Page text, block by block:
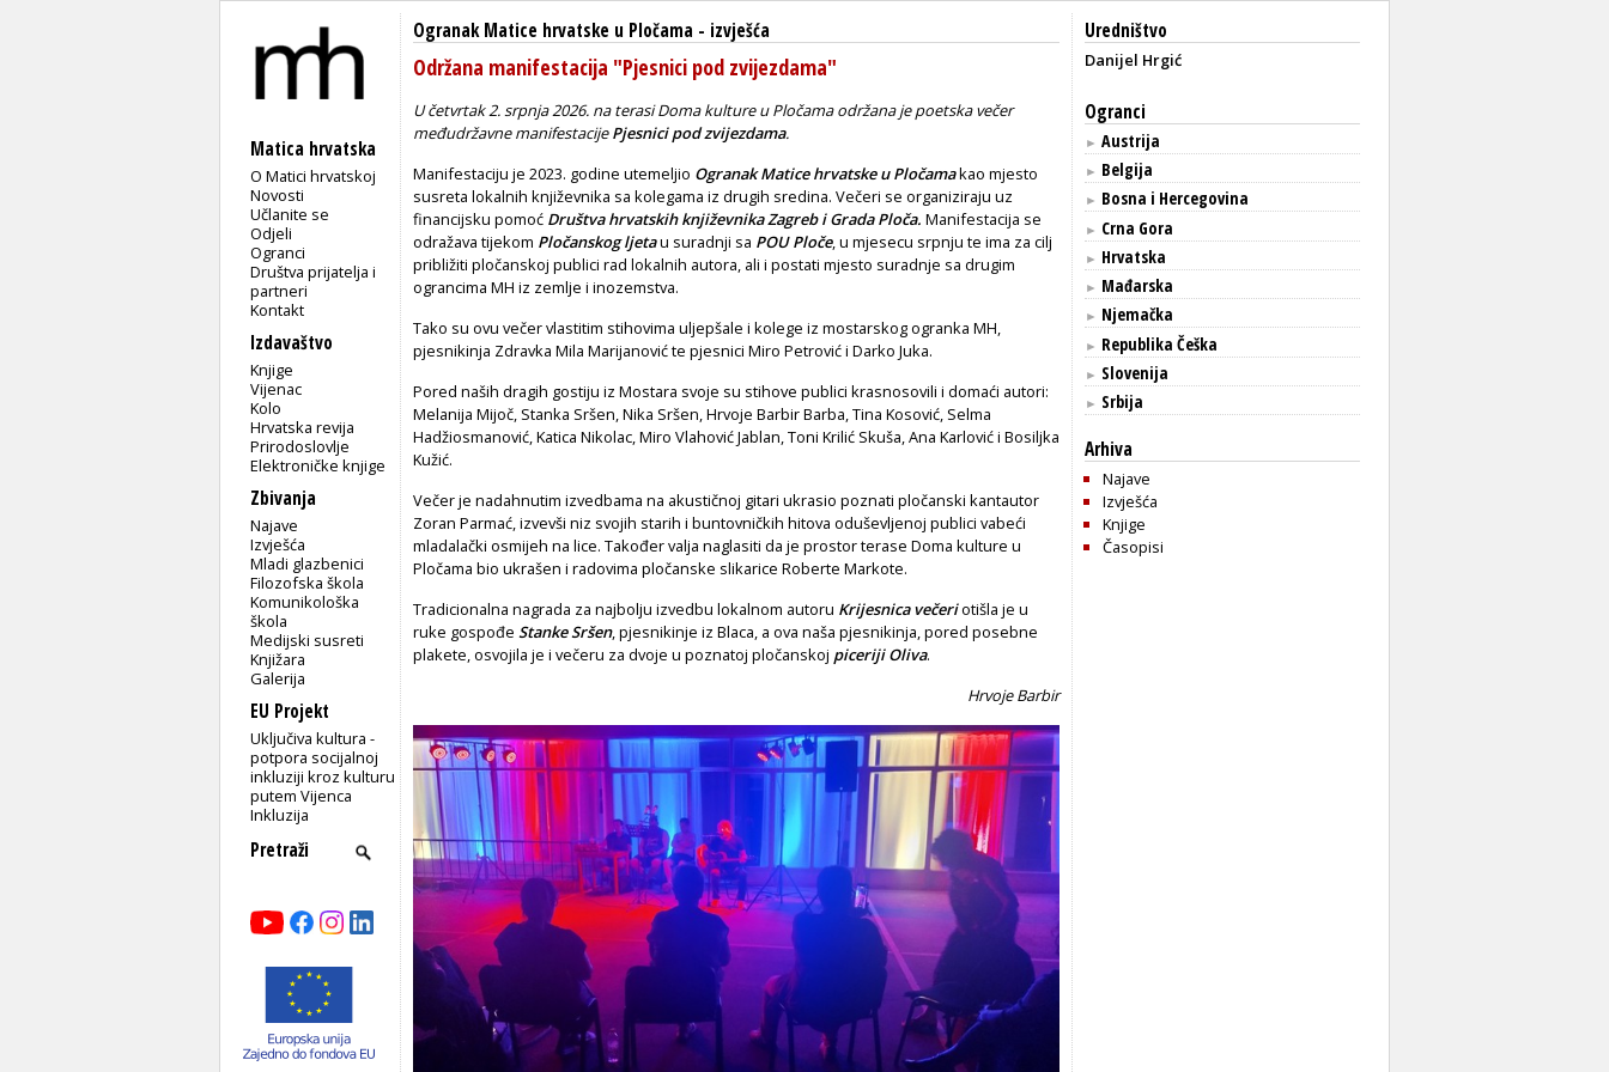
Matica hrvatska
O Matici hrvatskoj
Novosti
Učlanite se
Odjeli
Ogranci
Društva prijatelja i
partneri
Kontakt
Izdavaštvo
Knjige
Vijenac
Kolo
Hrvatska revija
Prirodoslovlje
Elektroničke knjige
Zbivanja
Najave
Izvješća
Mladi glazbenici
Filozofska škola
Komunikološka
škola
Medijski susreti
Knjižara
Galerija
EU Projekt
Uključiva kultura -
potpora socijalnoj
inkluziji kroz kulturu
putem Vijenca
Inkluzija
Ogranak Matice hrvatske u Pločama - izvješća
Održana manifestacija "Pjesnici pod zvijezdama"
U četvrtak 2. srpnja 2026. na terasi Doma kulture u Pločama održana je poetska večer
međudržavne manifestacije Pjesnici pod zvijezdama.
Manifestaciju je 2023. godine utemeljio Ogranak Matice hrvatske u Pločamakao mjesto
susreta lokalnih književnika sa kolegama iz drugih sredina. Večeri se organiziraju uz
financijsku pomoć Društva hrvatskih književnika Zagreb i Grada Ploča. Manifestacija se
odražava tijekom Pločanskog ljetau suradnji sa POU Ploče, u mjesecu srpnju te ima za cilj
približiti pločanskoj publici rad lokalnih autora, ali i postati mjesto suradnje sa drugim
ograncima MH iz zemlje i inozemstva.
Tako su ovu večer vlastitim stihovima uljepšale i kolege iz mostarskog ogranka MH,
pjesnikinja Zdravka Mila Marijanović te pjesnici Miro Petrović i Darko Juka.
Pored naših dragih gostiju iz Mostara svoje su stihove publici krasnosovili i domaći autori:
Melanija Mijoč, Stanka Sršen, Nika Sršen, Hrvoje Barbir Barba, Tina Kosović, Selma
Hadžiosmanović, Katica Nikolac, Miro Vlahović Jablan, Toni Krilić Skuša, Ana Karlović i Bosiljka
Kužić.
Večer je nadahnutim izvedbama na akustičnoj gitari ukrasio poznati pločanski kantautor
Zoran Parmać, izvevši niz svojih starih i buntovničkih hitova oduševljenoj publici vabeći
mladalački osmijeh na lice. Također valja naglasiti da je prostor terase Doma kulture u
Pločama bio ukrašen i radovima pločanske slikarice Roberte Markote.
Tradicionalna nagrada za najbolju izvedbu lokalnom autoru Krijesnica večeriotišla je u
ruke gospođe Stanke Sršen, pjesnikinje iz Blaca, a ova naša pjesnikinja, pored posebne
plakete, osvojila je i večeru za dvoje u poznatoj pločanskoj piceriji Oliva.
Hrvoje Barbir
Uredništvo
Danijel Hrgić
Ogranci
► Austrija
► Belgija
► Bosna i Hercegovina
► Crna Gora
► Hrvatska
► Mađarska
► Njemačka
► Republika Češka
► Slovenija
► Srbija
Arhiva
Najave
Izvješća
Knjige
Časopisi